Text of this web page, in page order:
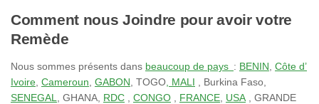
Comment nous Joindre pour avoir votre
Remède
Nous sommes présents dans beaucoup de pays : BENIN Côte d’
Ivoire Cameroun GABON , TOGO , MALI , Burkina Faso,
SENEGAL
, GHANA, RDC CONGO FRANCE USA , GRANDE